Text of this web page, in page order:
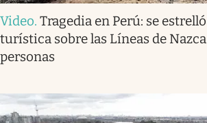
Video. Tragedia en Perú: se
turística sobre las Líneas de
personas